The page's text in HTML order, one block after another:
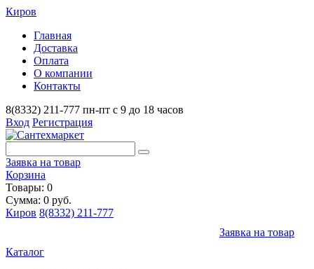
Киров
Главная
Доставка
Оплата
О компании
Контакты
8(8332) 211-777 пн-пт с 9 до 18 часов
Вход Регистрация
Заявка на товар
Корзина
Товары: 0
Сумма: 0 руб.
Киров 8(8332) 211-777
Заявка на товар
Каталог